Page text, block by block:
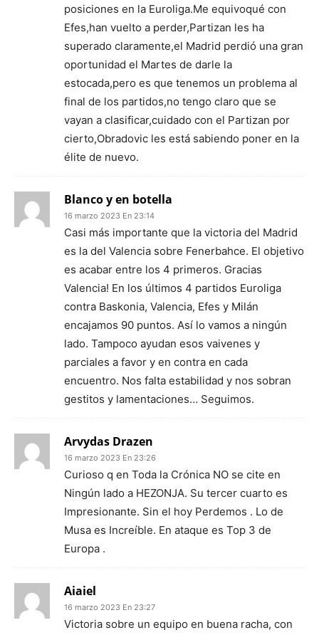
posiciones en la Euroliga.Me equivoqué con
Efes,han vuelto a perder,Partizan les ha
superado claramente,el Madrid perdió una gran
oportunidad el Martes de darle la
estocada,pero es que tenemos un problema al
final de los partidos,no tengo claro que se
vayan a clasificar,cuidado con el Partizan por
cierto,Obradovic les está sabiendo poner en la
élite de nuevo.
Blanco y en botella
16 marzo 2023 En 23:14
Casi más importante que la victoria del Madrid
es la del Valencia sobre Fenerbahce. El objetivo
es acabar entre los 4 primeros. Gracias
Valencia! En los últimos 4 partidos Euroliga
contra Baskonia, Valencia, Efes y Milán
encajamos 90 puntos. Así lo vamos a ningún
lado. Tampoco ayudan esos vaivenes y
parciales a favor y en contra en cada
encuentro. Nos falta estabilidad y nos sobran
gestitos y lamentaciones… Seguimos.
Arvydas Drazen
16 marzo 2023 En 23:26
Curioso q en Toda la Crónica NO se cite en
Ningún lado a HEZONJA. Su tercer cuarto es
Impresionante. Sin el hoy Perdemos . Lo de
Musa es Increíble. En ataque es Top 3 de
Europa .
Aiaiel
16 marzo 2023 En 23:27
Victoria sobre un equipo en buena racha, con